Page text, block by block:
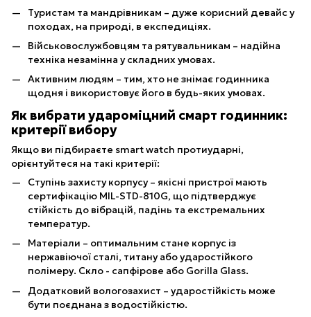
Туристам та мандрівникам – дуже корисний девайс у
походах, на природі, в експедиціях.
Військовослужбовцям та рятувальникам – надійна
техніка незамінна у складних умовах.
Активним людям – тим, хто не знімає годинника
щодня і використовує його в будь-яких умовах.
Як вибрати удароміцний смарт годинник:
критерії вибору
Якщо ви підбираєте smart watch протиударні,
орієнтуйтеся на такі критерії:
Ступінь захисту корпусу – якісні пристрої мають
сертифікацію MIL-STD-810G, що підтверджує
стійкість до вібрацій, падінь та екстремальних
температур.
Матеріали – оптимальним стане корпус із
нержавіючої сталі, титану або ударостійкого
полімеру. Скло - сапфірове або Gorilla Glass.
Додатковий вологозахист – ударостійкість може
бути поєднана з водостійкістю.